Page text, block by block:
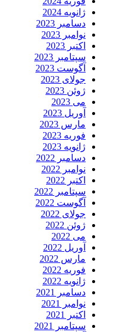
ژانویه 2024
دسامبر 2023
نوامبر 2023
اکتبر 2023
سپتامبر 2023
آگوست 2023
جولای 2023
ژوئن 2023
می 2023
آوریل 2023
مارس 2023
فوریه 2023
ژانویه 2023
دسامبر 2022
نوامبر 2022
اکتبر 2022
سپتامبر 2022
آگوست 2022
جولای 2022
ژوئن 2022
می 2022
آوریل 2022
مارس 2022
فوریه 2022
ژانویه 2022
دسامبر 2021
نوامبر 2021
اکتبر 2021
سپتامبر 2021